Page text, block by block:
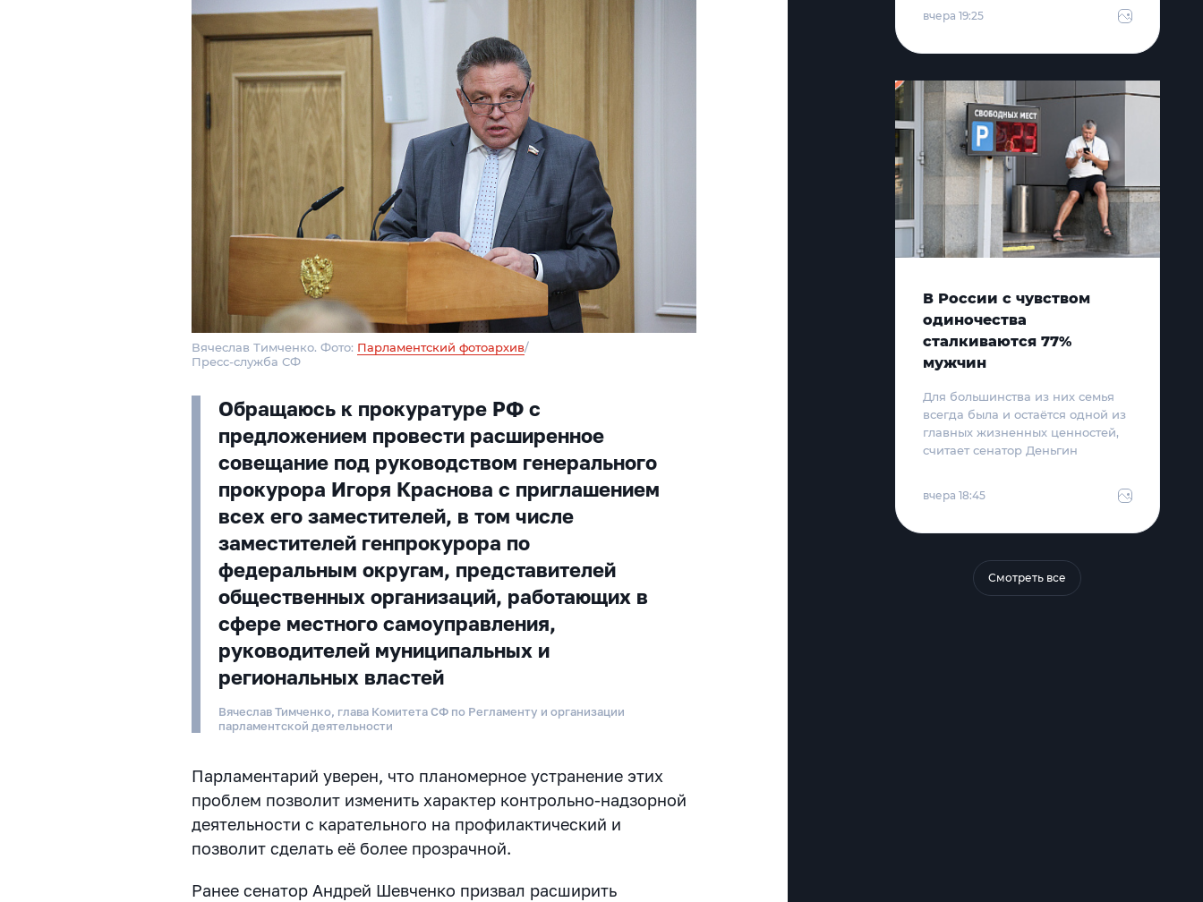
Вячеслав Тимченко. Фото: Парламентский фотоархив/
Пресс-служба СФ
Обращаюсь к прокуратуре РФ с
предложением провести расширенное
совещание под руководством генерального
прокурора Игоря Краснова с приглашением
всех его заместителей, в том числе
заместителей генпрокурора по
федеральным округам, представителей
общественных организаций, работающих в
сфере местного самоуправления,
руководителей муниципальных и
региональных властей
Вячеслав Тимченко, глава Комитета СФ по Регламенту и организации
парламентской деятельности
Парламентарий уверен, что планомерное устранение этих
проблем позволит изменить характер контрольно-надзорной
деятельности с карательного на профилактический и
позволит сделать её более прозрачной.
Ранее сенатор Андрей Шевченко призвал расширить
вчера 19:25
В России с чувством
одиночества
сталкиваются 77%
мужчин
Для большинства из них семья
всегда была и остаётся одной из
главных жизненных ценностей,
считает сенатор Деньгин
вчера 18:45
Смотреть все